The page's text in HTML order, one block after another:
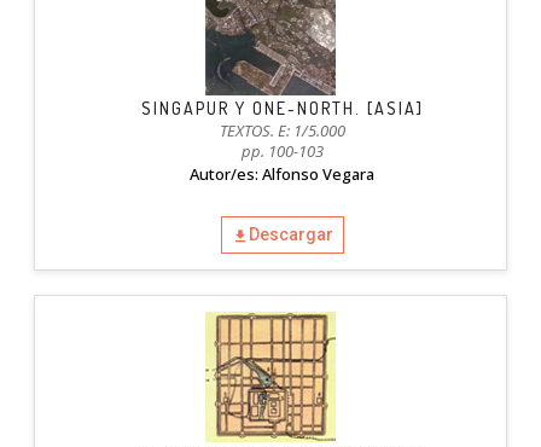
SINGAPUR Y ONE-NORTH. [ASIA]
TEXTOS. E: 1/5.000
pp. 100-103
Autor/es: Alfonso Vegara
Descargar